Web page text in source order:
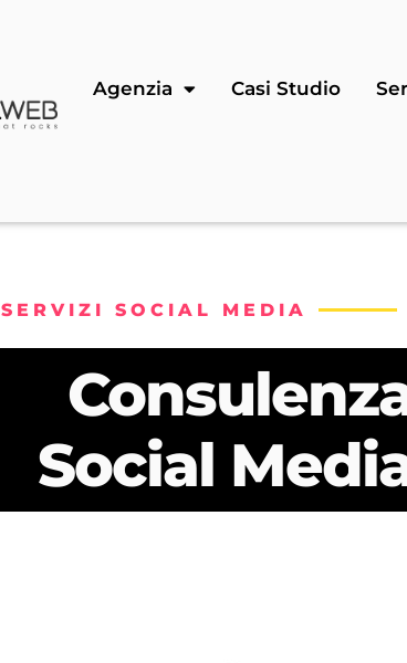
Agenzia Casi Studio
SERVIZI SOCIAL MEDIA
Social